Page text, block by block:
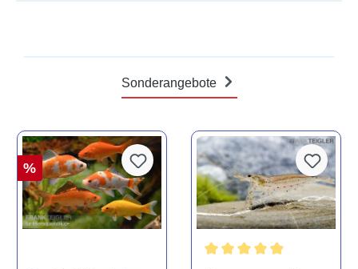
Sonderangebote
%